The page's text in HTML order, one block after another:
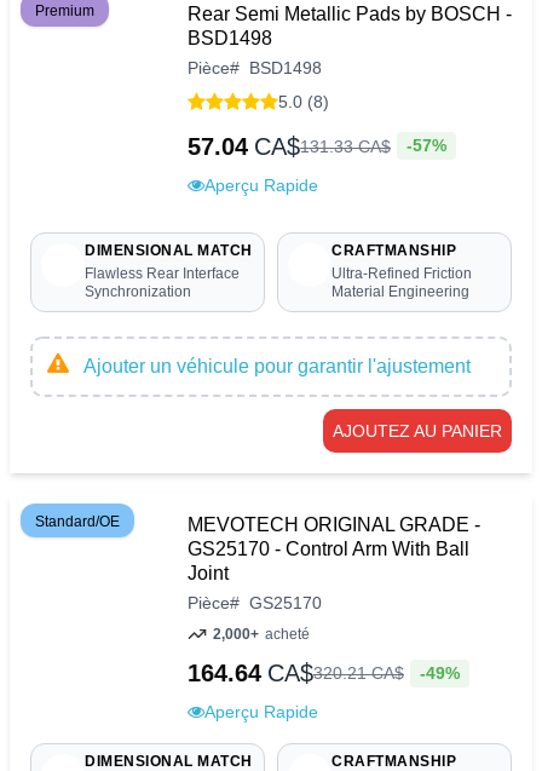
Premium
Rear Semi Metallic Pads by BOSCH -
BSD1498
Pièce# BSD1498
5.0 (8)
57.04 CA$131.33CA$ -57%
Aperçu Rapide
DIMENSIONAL MATCH
Flawless Rear Interface
Synchronization
CRAFTMANSHIP
Ultra-Refined Friction
Material Engineering
Ajouter un véhicule pour garantir l'ajustement
AJOUTEZ AU PANIER
Standard/OE
MEVOTECH ORIGINAL GRADE -
GS25170 - Control Arm With Ball
Joint
Pièce# GS25170
2,000+ acheté
164.64 CA$320.21CA$ -49%
Aperçu Rapide
DIMENSIONAL MATCH
CRAFTMANSHIP